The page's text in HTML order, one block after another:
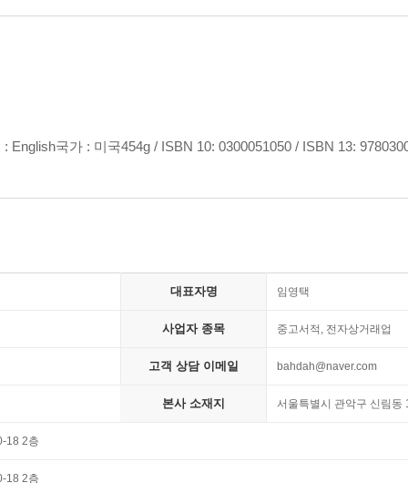
국가 : 미국454g / ISBN 10: 0300051050 / ISBN 13:
대표자명 임영택
사업자 종목 중고서적, 전자상거래업
고객 상담 이메일 bahdah@naver.com
본사 소재지 서울특별시 관악구 신림동
18 2층
18 2층